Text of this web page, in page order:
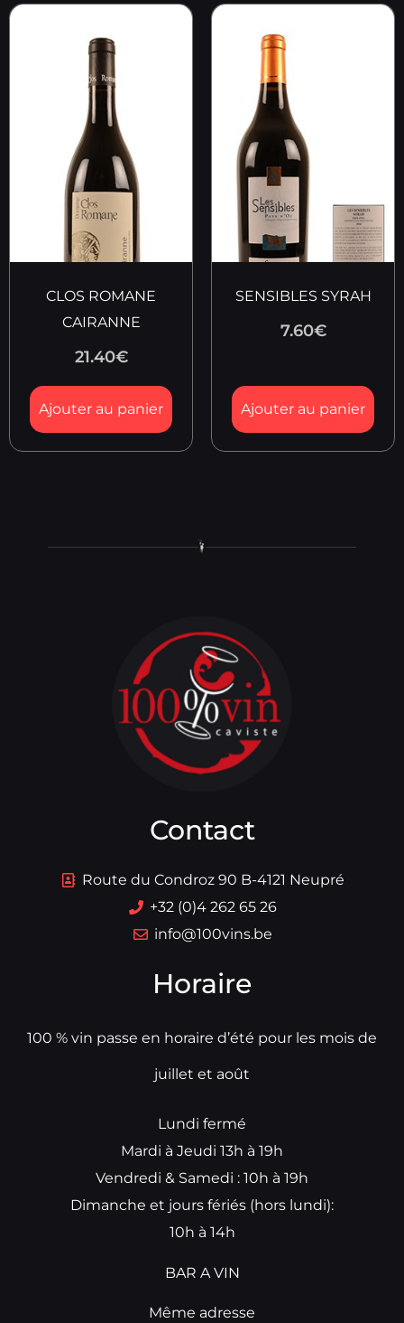
CLOS ROMANE
CAIRANNE
21.40€
Ajouter au panier
SENSIBLES SYRAH
7.60€
Ajouter au panier
Contact
Route du Condroz 90 B-4121 Neupré
+32 (0)4 262 65 26
info@100vins.be
Horaire
100 % vin passe en horaire d’été pour les mois de
juillet et août
Lundi fermé
Mardi à Jeudi 13h à 19h
Vendredi & Samedi : 10h à 19h
Dimanche et jours fériés (hors lundi):
10h à 14h
BAR A VIN
Même adresse